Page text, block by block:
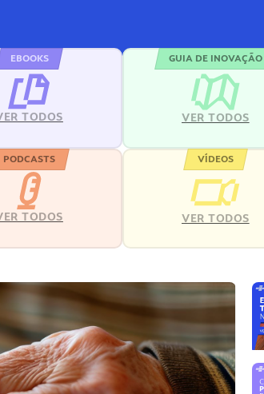
EBOOKS
TODOS
GUIA DE INOVAÇÃO
VER TODOS
PODCASTS
TODOS
VÍDEOS
VER TODOS